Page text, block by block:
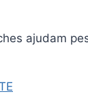
ajudam